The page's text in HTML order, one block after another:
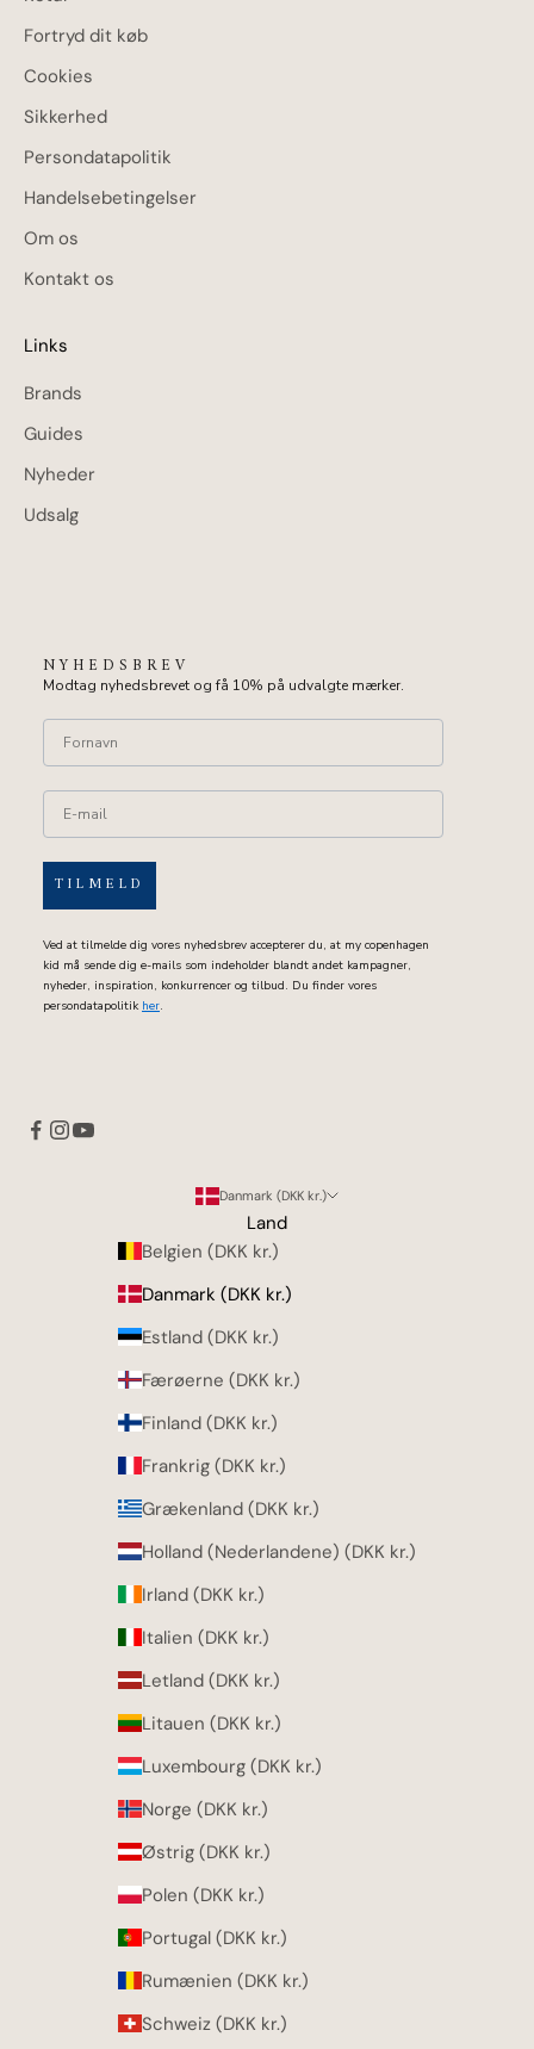
Fortryd dit køb
Cookies
Sikkerhed
Persondatapolitik
Handelsebetingelser
Om os
Kontakt os
Links
Brands
Guides
Nyheder
Udsalg
NYHEDSBREV
Modtag nyhedsbrevet og få 10% på udvalgte mærker.
TILMELD
Ved at tilmelde dig vores nyhedsbrev accepterer du, at my copenhagen
kid må sende dig e-mails som indeholder blandt andet kampagner,
nyheder, inspiration, konkurrencer og tilbud. Du finder vores
persondatapolitik her.
Danmark (DKK kr.)
Land
Belgien (DKK kr.)
Danmark (DKK kr.)
Estland (DKK kr.)
Færøerne (DKK kr.)
Finland (DKK kr.)
Frankrig (DKK kr.)
Grækenland (DKK kr.)
Holland (Nederlandene) (DKK kr.)
Irland (DKK kr.)
Italien (DKK kr.)
Letland (DKK kr.)
Litauen (DKK kr.)
Luxembourg (DKK kr.)
Norge (DKK kr.)
Østrig (DKK kr.)
Polen (DKK kr.)
Portugal (DKK kr.)
Rumænien (DKK kr.)
Schweiz (DKK kr.)